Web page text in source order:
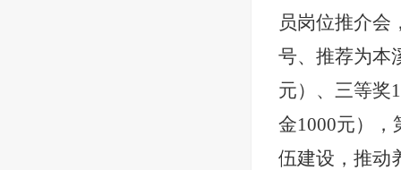
员岗位推介会
号、推荐为本
元）、三等奖
金1000元），
伍建设，推动